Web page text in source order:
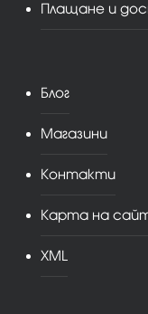
Плащане и
Блог
Магазини
Контакти
Карта на
XML